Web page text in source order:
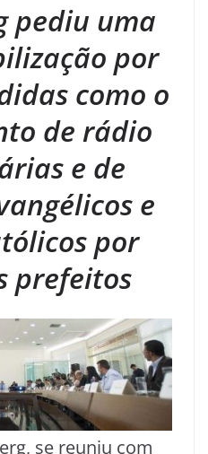
pediu uma
por
como o
de rádio
e de
e
por
prefeitos
se reuniu com